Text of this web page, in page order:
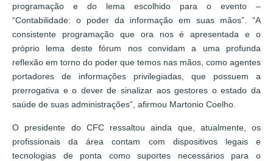
programação e do lema escolhido para o evento –
“Contabilidade: o poder da informação em suas mãos”. “A
consistente programação que ora nos é apresentada e o
próprio lema deste fórum nos convidam a uma profunda
reflexão em torno do poder que temos nas mãos, como agentes
portadores de informações privilegiadas, que possuem a
prerrogativa e o dever de sinalizar aos gestores o estado da
saúde de suas administrações”, afirmou Martonio Coelho.
O presidente do CFC ressaltou ainda que, atualmente, os
profissionais da área contam com dispositivos legais e
tecnologias de ponta como suportes necessários para o